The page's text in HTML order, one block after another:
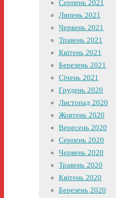
Серпень 2021
Липень 2021
Червень 2021
Травень 2021
Квітень 2021
Березень 2021
Січень 2021
Грудень 2020
Листопад 2020
Жовтень 2020
Вересень 2020
Серпень 2020
Червень 2020
Травень 2020
Квітень 2020
Березень 2020